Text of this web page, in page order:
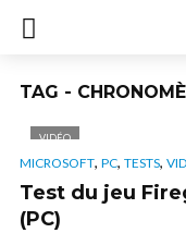
TAG -
VIDÉO
MICROSOFT, PC, TESTS,
Test du jeu
(PC)